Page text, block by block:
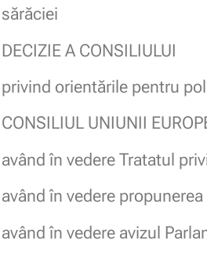
sărăciei
DECIZIE A CONSILIULUI
privind orientările pentru
CONSILIUL UNIUNII
având în vedere Tratatul
având în vedere
având în vedere avizul